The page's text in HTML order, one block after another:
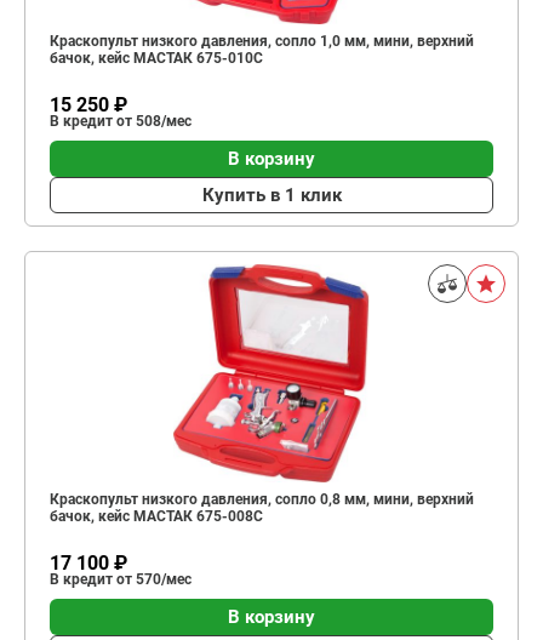
Краскопульт низкого давления, сопло 1,0 мм, мини, верхний
бачок, кейс МАСТАК 675-010C
15 250 ₽
В кредит от 508/мес
В корзину
Купить в 1 клик
Краскопульт низкого давления, сопло 0,8 мм, мини, верхний
бачок, кейс МАСТАК 675-008C
17 100 ₽
В кредит от 570/мес
В корзину